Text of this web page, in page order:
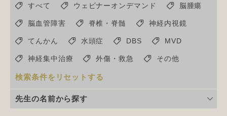
すべて ウェビナーオンデマンド 脳腫瘍
脳血管障害 脊椎・脊髄 神経内視鏡
てんかん 水頭症 DBS MVD
神経集中治療 外傷・救急 その他
検索条件をリセットする
先生の名前から探す